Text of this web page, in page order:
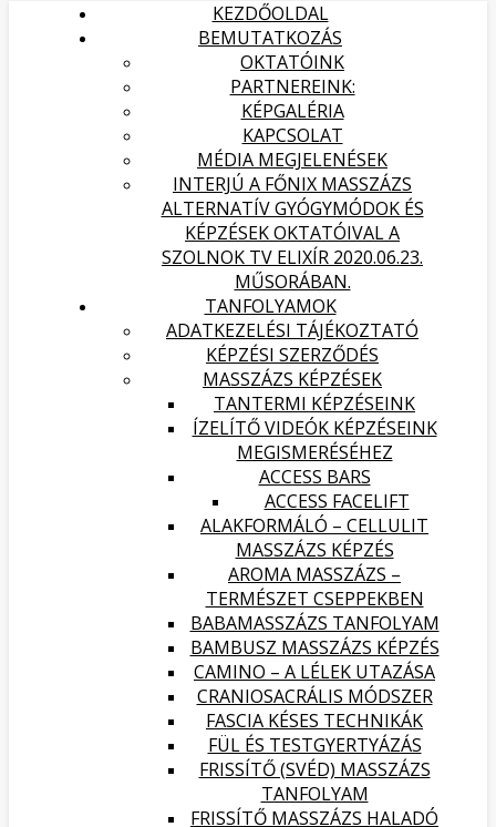
KEZDŐOLDAL
BEMUTATKOZÁS
OKTATÓINK
PARTNEREINK:
KÉPGALÉRIA
KAPCSOLAT
MÉDIA MEGJELENÉSEK
INTERJÚ A FŐNIX MASSZÁZS
ALTERNATÍV GYÓGYMÓDOK ÉS
KÉPZÉSEK OKTATÓIVAL A
SZOLNOK TV ELIXÍR 2020.06.23.
MŰSORÁBAN.
TANFOLYAMOK
ADATKEZELÉSI TÁJÉKOZTATÓ
KÉPZÉSI SZERZŐDÉS
MASSZÁZS KÉPZÉSEK
TANTERMI KÉPZÉSEINK
ÍZELÍTŐ VIDEÓK KÉPZÉSEINK
MEGISMERÉSÉHEZ
ACCESS BARS
ACCESS FACELIFT
ALAKFORMÁLÓ – CELLULIT
MASSZÁZS KÉPZÉS
AROMA MASSZÁZS –
TERMÉSZET CSEPPEKBEN
BABAMASSZÁZS TANFOLYAM
BAMBUSZ MASSZÁZS KÉPZÉS
CAMINO – A LÉLEK UTAZÁSA
CRANIOSACRÁLIS MÓDSZER
FASCIA KÉSES TECHNIKÁK
FÜL ÉS TESTGYERTYÁZÁS
FRISSÍTŐ (SVÉD) MASSZÁZS
TANFOLYAM
FRISSÍTŐ MASSZÁZS HALADÓ